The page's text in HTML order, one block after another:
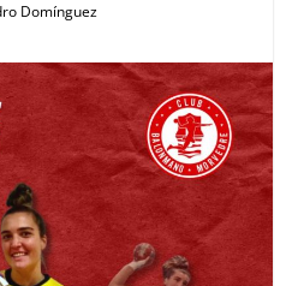
Domínguez